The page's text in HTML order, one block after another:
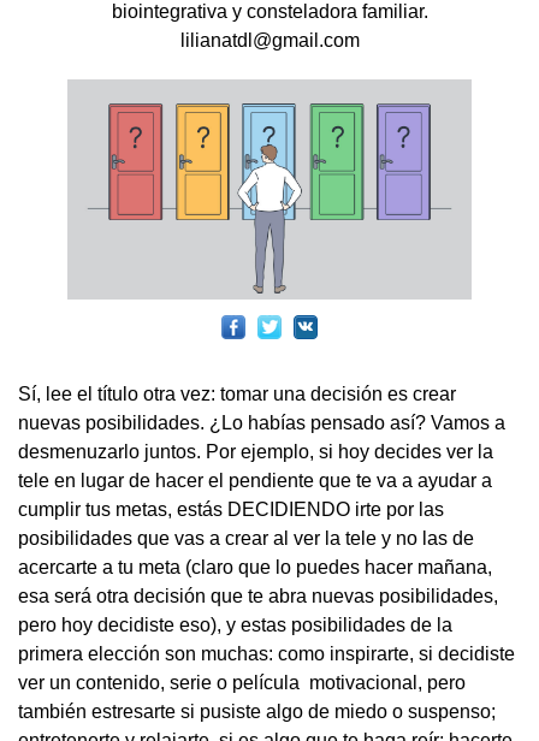
biointegrativa y consteladora familiar.
lilianatdl@gmail.com
Sí, lee el título otra vez: tomar una decisión es crear
nuevas posibilidades. ¿Lo habías pensado así? Vamos a
desmenuzarlo juntos. Por ejemplo, si hoy decides ver la
tele en lugar de hacer el pendiente que te va a ayudar a
cumplir tus metas, estás DECIDIENDO irte por las
posibilidades que vas a crear al ver la tele y no las de
acercarte a tu meta (claro que lo puedes hacer mañana,
esa será otra decisión que te abra nuevas posibilidades,
pero hoy decidiste eso), y estas posibilidades de la
primera elección son muchas: como inspirarte, si decidiste
ver un contenido, serie o película motivacional, pero
también estresarte si pusiste algo de miedo o suspenso;